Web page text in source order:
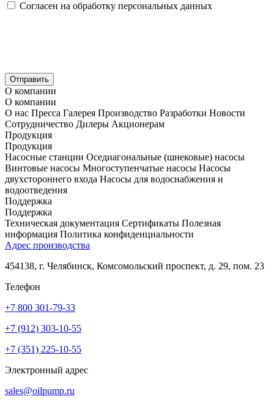
Согласен на обработку персональных данных
Отправить
О компании
О компании
О нас Пресса Галерея Производство Разработки Новости
Сотрудничество Дилеры Акционерам
Продукция
Продукция
Насосные станции Оседиагональные (шнековые) насосы
Винтовые насосы Многоступенчатые насосы Насосы
двухстороннего входа Насосы для водоснабжения и
водоотведения
Поддержка
Поддержка
Техническая документация Сертификаты Полезная
информация Политика конфиденциальности
Адрес производства
454138, г. Челябинск, Комсомольский проспект, д. 29, пом. 23
Телефон
+7 800 301-79-33
+7 (912) 303-10-55
+7 (351) 225-10-55
Электронный адрес
sales@oilpump.ru